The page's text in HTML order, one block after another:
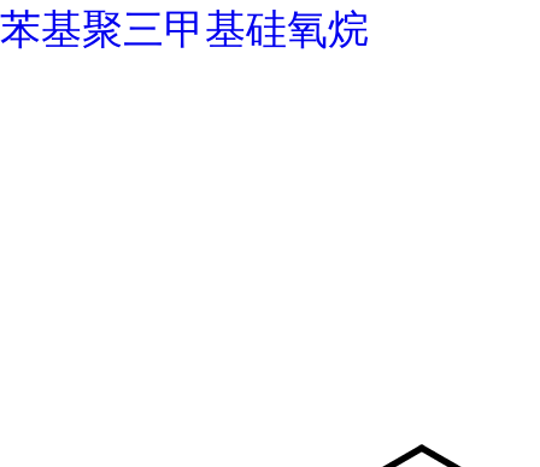
苯基聚三甲基硅氧烷